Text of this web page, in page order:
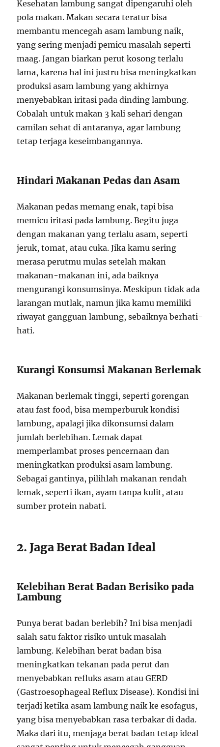
Kesehatan lambung sangat dipengaruhi oleh
pola makan. Makan secara teratur bisa
membantu mencegah asam lambung naik,
yang sering menjadi pemicu masalah seperti
maag. Jangan biarkan perut kosong terlalu
lama, karena hal ini justru bisa meningkatkan
produksi asam lambung yang akhirnya
menyebabkan iritasi pada dinding lambung.
Cobalah untuk makan 3 kali sehari dengan
camilan sehat di antaranya, agar lambung
tetap terjaga keseimbangannya.
Hindari Makanan Pedas dan Asam
Makanan pedas memang enak, tapi bisa
memicu iritasi pada lambung. Begitu juga
dengan makanan yang terlalu asam, seperti
jeruk, tomat, atau cuka. Jika kamu sering
merasa perutmu mulas setelah makan
makanan-makanan ini, ada baiknya
mengurangi konsumsinya. Meskipun tidak ada
larangan mutlak, namun jika kamu memiliki
riwayat gangguan lambung, sebaiknya berhati-
hati.
Kurangi Konsumsi Makanan Berlemak
Makanan berlemak tinggi, seperti gorengan
atau fast food, bisa memperburuk kondisi
lambung, apalagi jika dikonsumsi dalam
jumlah berlebihan. Lemak dapat
memperlambat proses pencernaan dan
meningkatkan produksi asam lambung.
Sebagai gantinya, pilihlah makanan rendah
lemak, seperti ikan, ayam tanpa kulit, atau
sumber protein nabati.
2. Jaga Berat Badan Ideal
Kelebihan Berat Badan Berisiko pada
Lambung
Punya berat badan berlebih? Ini bisa menjadi
salah satu faktor risiko untuk masalah
lambung. Kelebihan berat badan bisa
meningkatkan tekanan pada perut dan
menyebabkan refluks asam atau GERD
(Gastroesophageal Reflux Disease). Kondisi ini
terjadi ketika asam lambung naik ke esofagus,
yang bisa menyebabkan rasa terbakar di dada.
Maka dari itu, menjaga berat badan tetap ideal